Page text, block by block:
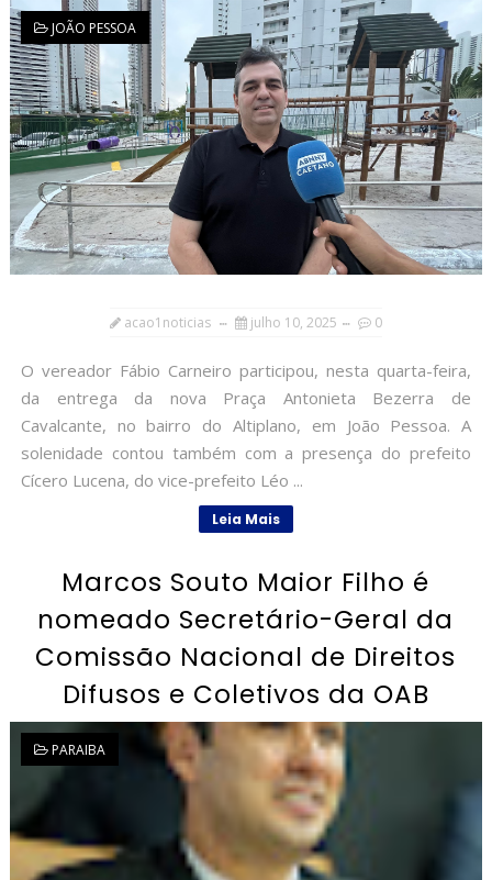
JOÃO PESSOA
acao1noticias julho 10, 2025 0
O vereador Fábio Carneiro participou, nesta quarta-feira,
da entrega da nova Praça Antonieta Bezerra de
Cavalcante, no bairro do Altiplano, em João Pessoa. A
solenidade contou também com a presença do prefeito
Cícero Lucena, do vice-prefeito Léo ...
Leia Mais
Marcos Souto Maior Filho é
nomeado Secretário-Geral da
Comissão Nacional de Direitos
Difusos e Coletivos da OAB
PARAIBA